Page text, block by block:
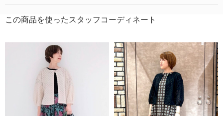
この商品を使ったスタッフコーディネート